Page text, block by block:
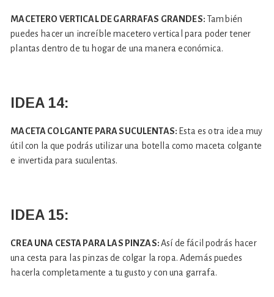
MACETERO VERTICAL DE GARRAFAS GRANDES: También
puedes hacer un increíble macetero vertical para poder tener
plantas dentro de tu hogar de una manera económica.
IDEA 14:
MACETA COLGANTE PARA SUCULENTAS: Esta es otra idea muy
útil con la que podrás utilizar una botella como maceta colgante
e invertida para suculentas.
IDEA 15:
CREA UNA CESTA PARA LAS PINZAS:Así de fácil podrás hacer
una cesta para las pinzas de colgar la ropa. Además puedes
hacerla completamente a tu gusto y con una garrafa.